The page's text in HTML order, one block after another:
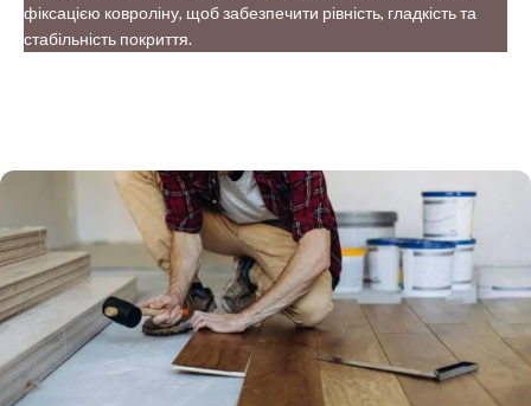
фіксацією ковроліну, щоб забезпечити рівність, гладкість та
стабільність покриття.